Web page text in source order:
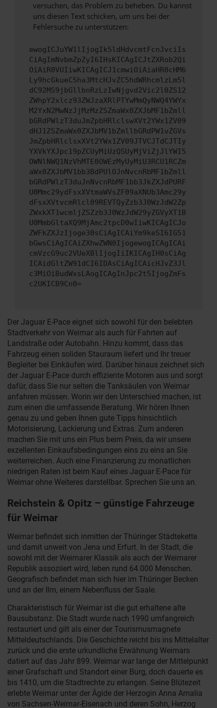
versuchen, das Problem zu beheben. Du kannst
uns diesen Text schicken, um uns bei der
Fehlersuche zu unterstützen:
ewogICJuYW1lIjogIk5ldHdvcmtFcnJvciIs
CiAgImNvbmZpZyI6IHsKICAgICJtZXRob2Qi
OiAiR0VUIiwKICAgICJ1cmwiOiAiaHR0cHM6
Ly9hcGkueC5ha3MtcHJvZC5hdWRhcmlzLm5l
dC92MS9jbGllbnRzLzIwNjgvd2Vic2l0ZS12
ZWhpY2xlcz93ZWJzaXRlPTYwMmQyNWQ4YWYx
M2YxN2MwNzJjMzMzZSZmaWx0ZXJbMF1bZmll
bGRdPWlzT3duJmZpbHRlclswXVt2YWx1ZV09
dHJ1ZSZmaWx0ZXJbMV1bZmllbGRdPW1vZGVs
JmZpbHRlclsxXVt2YWx1ZV09JTVCJTdCJTIy
YXVkYXJpc19pZCUyMiUzQSUyMjViZjJlYWI5
OWNlNWQ1NzVhMTE0OWEzMyUyMiU3RCU1RCZm
aWx0ZXJbMV1bb3BdPUlOJnNvcnRbMF1bZmll
bGRdPWlzT3duJnNvcnRbMF1bb3JkZXJdPURF
U0Mmc29ydFsxXVtmaWVsZF09aXNUb3Amc29y
dFsxXVtvcmRlcl09REVTQyZzb3J0WzJdW2Zp
ZWxkXT1wcmljZSZzb3J0WzJdW29yZGVyXT1B
U0MmbGltaXQ9MjAmc2tpcD0wIiwKICAgICJo
ZWFkZXJzIjoge30sCiAgICAiYm9keSI6IG51
bGwsCiAgICAiZXhwZWN0IjogewogICAgICAi
cmVzcG9uc2VUeXBlIjogIiIKICAgIH0sCiAg
ICAidGltZW91dCI6IDAsCiAgICAicHJvZ3Jl
c3MiOiBudWxsLAogICAgInJpc2t5IjogZmFs
c2UKICB9Cn0=
Der Jaguar E-Pace eignet sich sowohl für den belebten
Stadtverkehr von Weimar als auch für Fahrten auf
Landstraße oder Autobahn. Hinzu kommt, dass das
Fahrzeug einen soliden Stauraum liefert und Ihr treuer
Begleiter bei Einkäufen wird. Darüber hinaus zeichnet sich
der Jaguar E-Pace durch effiziente Motoren aus und sorgt
dafür, dass Sie nur selten die Tanksäulen von Weimar
anfahren müssen. Worin wir den Unterschied machen, ist
zum einen die umfassende Beratung. Wir hören Ihnen
genau zu und geben Ihnen gute Tipps hinsichtlich
Motorisierung, Lackierung und Extras. Zum anderen
machen Sie mit uns ein Plus beim Preis, da wir unsere
exzellenten Einkaufsbedingungen eins zu eins an Sie
weiterreichen. Auch eine Finanzierung zu monatlichen
niedrigen Raten ist beim Kauf eines Jaguar E-Pace für
Weimar ohne Weiteres darstellbar. Sprechen Sie uns an.
Reichstein & Opitz – günstige Fahrzeuge
für Weimar
Weimar befindet sich inmitten der Thüringer Städtekette
und damit unweit von Jena und Erfurt. In der Stadt, die
sowohl mit der Weimarer Klassik als auch der Weimarer
Republik assoziiert wird, leben rund 64.000 Menschen.
Geografisch befindet man sich hier im Thüringer Becken
und an der Ilm, einem Nebenfluss der Saale.
Charakteristisch für Weimar ist die gut erhaltene alte
Bausubstanz. Die Stadt wurde nach 1990 umfangreich
restauriert und gilt als einer der Tourismusmagnete
Mitteldeutschlands. Die Geschichte reicht bis ins Mittelalter
zurück und die erste urkundliche Erwähnung Weimars
datiert auf das Jahr 899. Weimar war lange der Mittelpunkt
einer Grafschaft und Standort einer Burg, doch dauerte es
bis 1410, um die Stadtrechte zu erlangen. Seine Blütezeit
erlebte Weimar unter der Ägide der Herzogin Anna Amalia
von Sachsen-Weimar-Eisenach und deren Sohn, Herzog